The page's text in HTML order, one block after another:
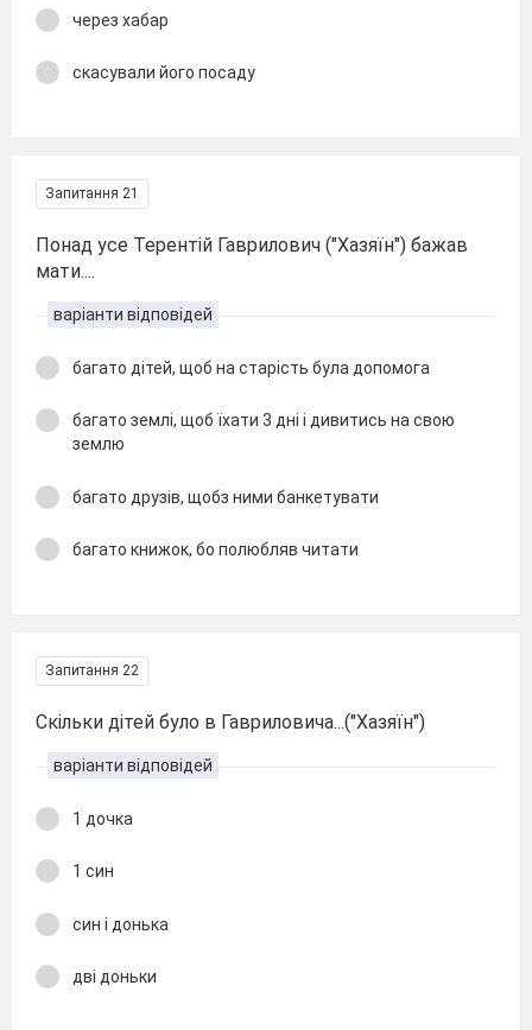
через хабар
скасували його посаду
Запитання 21
Понад усе Терентій Гаврилович ("Хазяїн") бажав
мати....
варіанти відповідей
багато дітей, щоб на старість була допомога
багато землі, щоб їхати 3 дні і дивитись на свою
землю
багато друзів, щобз ними банкетувати
багато книжок, бо полюбляв читати
Запитання 22
Скільки дітей було в Гавриловича...("Хазяїн")
варіанти відповідей
1 дочка
1 син
син і донька
дві доньки